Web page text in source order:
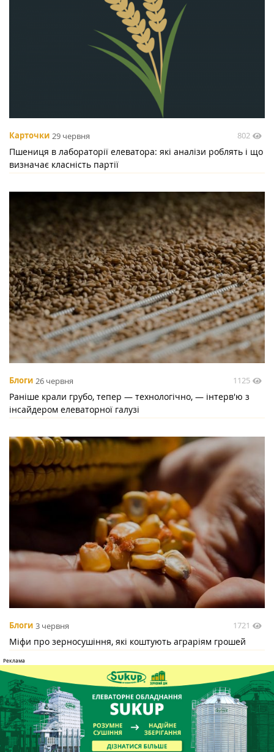
Карточки 29 червня 802
Пшениця в лабораторії елеватора: які аналізи роблять і що
визначає класність партії
Блоги 26 червня 1125
Раніше крали грубо, тепер — технологічно, — інтерв'ю з
інсайдером елеваторної галузі
Блоги 3 червня 1721
Міфи про зерносушіння, які коштують аграріям грошей